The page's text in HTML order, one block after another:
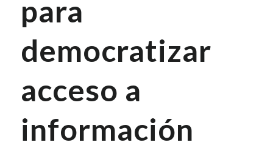
para
democratizar
acceso a
información